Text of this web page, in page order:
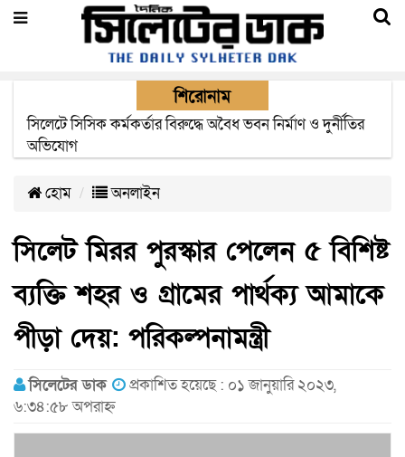
শিরোনাম
২২ ঘণ্টা পর ত্রুটি সেরে জেদ্দার উদ্দেশ্যে ছাড়লো বিমানের ফ্লাইট
হোম অনলাইন
সিলেট মিরর পুরস্কার পেলেন ৫ বিশিষ্ট
ব্যক্তি শহর ও গ্রামের পার্থক্য আমাকে
পীড়া দেয়: পরিকল্পনামন্ত্রী
সিলেটের ডাক
প্রকাশিত হয়েছে : ০১ জানুয়ারি ২০২৩,
৬:৩৪:৫৮ অপরাহ্ন